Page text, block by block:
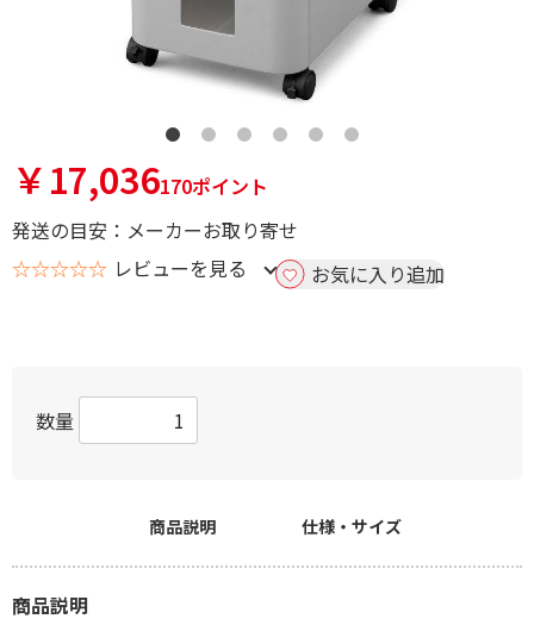
￥17,036170ポイント
発送の目安：メーカーお取り寄せ
☆☆☆☆☆ レビューを見る お気に入り追加
数量
商品説明 仕様・サイズ
商品説明